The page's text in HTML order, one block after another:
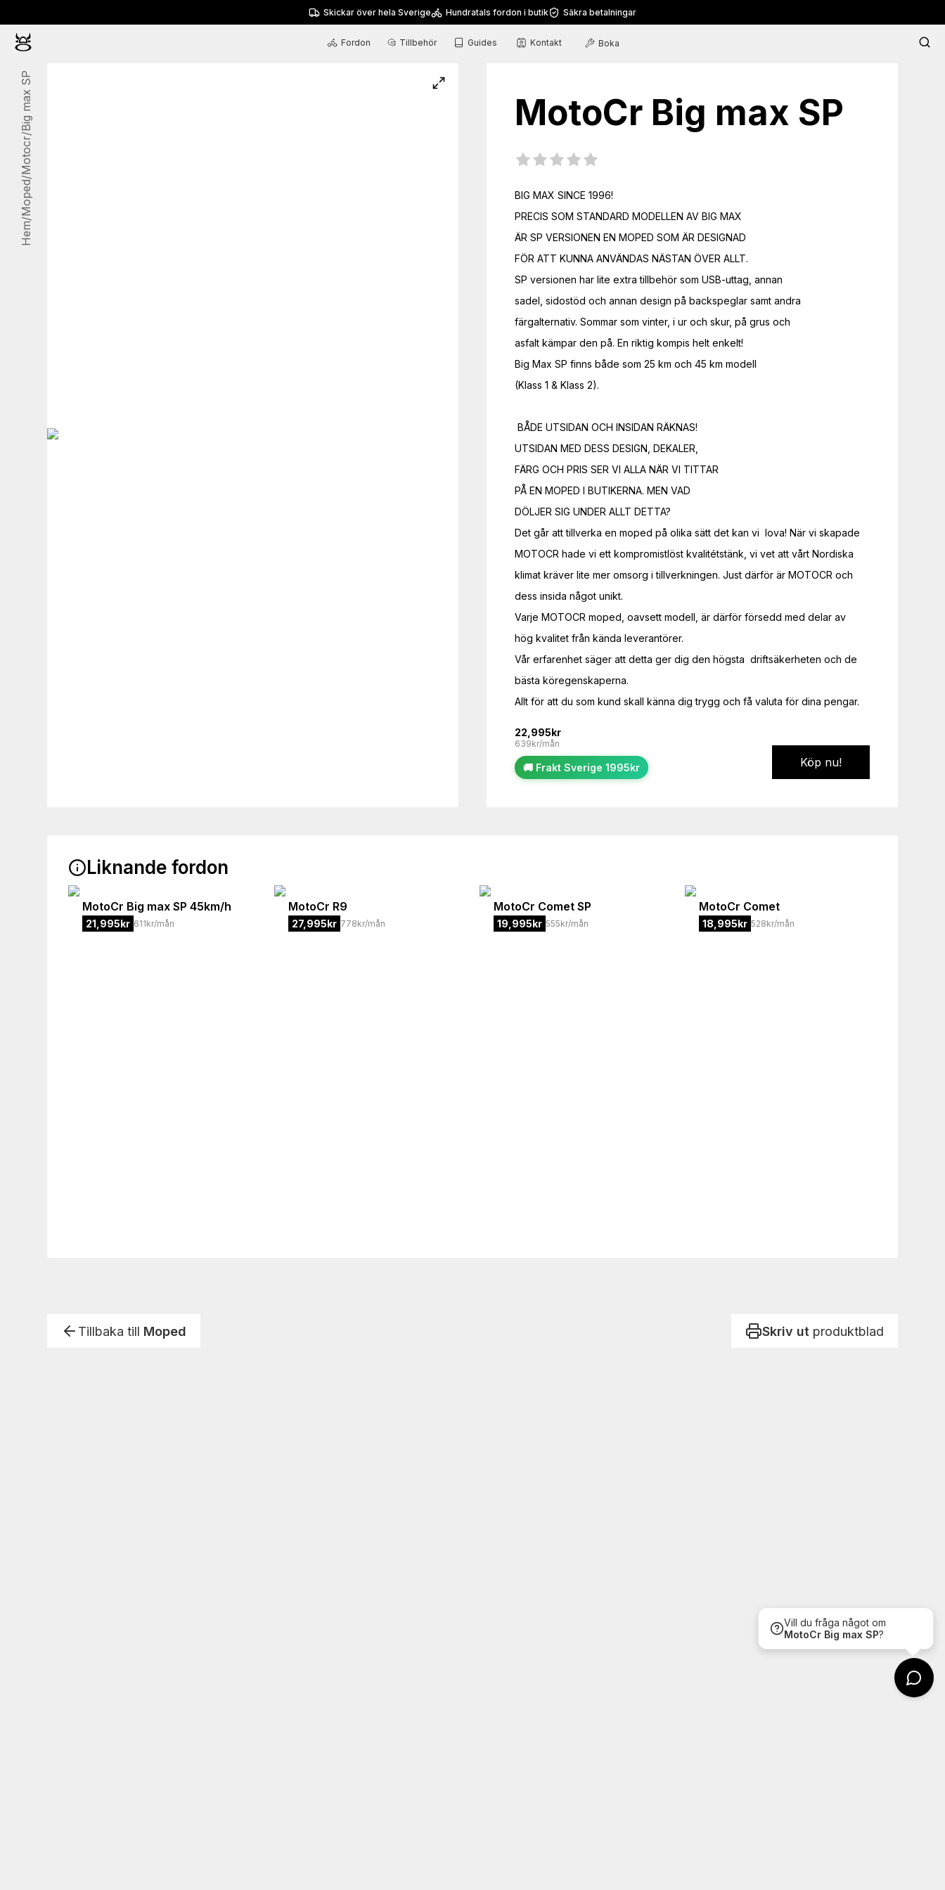
Skickar över hela Sverige Hundratals fordon i butik Säkra betalningar
Fordon Tillbehör Guides Kontakt Boka
Hem
/
Moped
/
Motocr
/
Big max SP MotoCr Big max SP
BIG MAX SINCE 1996!
PRECIS SOM STANDARD MODELLEN AV BIG MAX
ÄR SP VERSIONEN EN MOPED SOM ÄR DESIGNAD
FÖR ATT KUNNA ANVÄNDAS NÄSTAN ÖVER ALLT.
SP versionen har lite extra tillbehör som USB-uttag, annan
sadel, sidostöd och annan design på backspeglar samt andra
färgalternativ. Sommar som vinter, i ur och skur, på grus och
asfalt kämpar den på. En riktig kompis helt enkelt!
Big Max SP finns både som 25 km och 45 km modell
(Klass 1 & Klass 2).
UTSIDAN MED DESS DESIGN, DEKALER,
FÄRG OCH PRIS SER VI ALLA NÄR VI TITTAR
PÅ EN MOPED I BUTIKERNA. MEN VAD
DÖLJER SIG UNDER ALLT DETTA?
Det går att tillverka en moped på olika sätt det kan vi  lova! När vi skapade
MOTOCR hade vi ett kompromistlöst kvalitétstänk, vi vet att vårt Nordiska
klimat kräver lite mer omsorg i tillverkningen. Just därför är MOTOCR och
dess insida något unikt.
Varje MOTOCR moped, oavsett modell, är därför försedd med delar av
hög kvalitet från kända leverantörer.
Vår erfarenhet säger att detta ger dig den högsta  driftsäkerheten och de
bästa köregenskaperna.
Allt för att du som kund skall känna dig trygg och få valuta för dina pengar.
22,995kr
639kr/mån
🚚 Frakt Sverige 1995kr Köp nu!
Liknande fordon
MotoCr Big max SP 45km/h
21,995kr 611kr/mån
MotoCr R9
27,995kr 778kr/mån
MotoCr Comet SP
19,995kr 555kr/mån
MotoCr Comet
18,995kr 528kr/mån
Tillbaka till Moped Skriv ut produktblad
Vill du fråga något om
MotoCr Big max SP?